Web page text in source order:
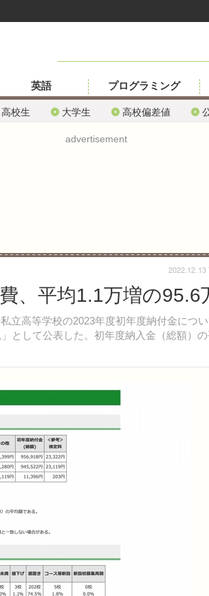
高校生 大学生 高校偏差値
英語 プログラミング
advertisement
、平均1.1万増の95.6
立高等学校の2023年度初年度納付金につい
として公表した。初年度納入金（総額）
2022.12.13